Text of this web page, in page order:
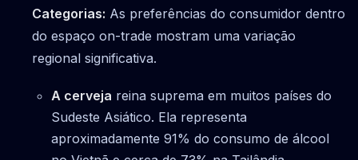
Categorias: As preferências do consumidor dentro
do espaço on-trade mostram uma variação
regional significativa.
A cerveja reina suprema em muitos países do
Sudeste Asiático. Ela representa
aproximadamente 91% do consumo de álcool